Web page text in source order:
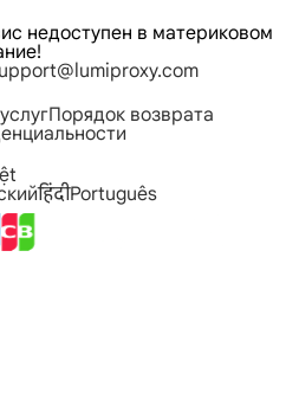
недоступен в материковом
Порядок возврата
हिंदीPortuguês